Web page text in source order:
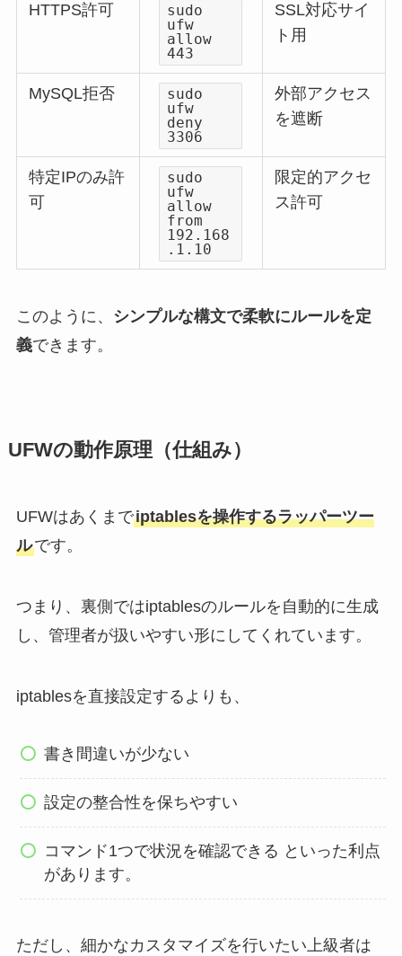
HTTPS許可
sudo
ufw
allow
443
SSL対応サイ
ト用
MySQL拒否
sudo
ufw
deny
3306
外部アクセス
を遮断
特定IPのみ許
可
sudo
ufw
allow
from
192.168
.1.10
限定的アクセ
ス許可
このように、
シンプルな構文で柔軟にルールを定
義できます。
UFWの動作原理（仕組み）
UFWはあくまでiptablesを操作するラッパーツー
ルです。
つまり、裏側ではiptablesのルールを自動的に生成
し、管理者が扱いやすい形にしてくれています。
iptablesを直接設定するよりも、
書き間違いが少ない
設定の整合性を保ちやすい
コマンド1つで状況を確認できる といった利点
があります。
ただし、細かなカスタマイズを行いたい上級者は